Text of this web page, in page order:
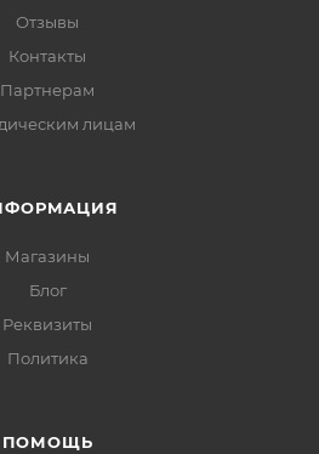
Отзывы
Контакты
Партнерам
лицам
Магазины
Блог
Реквизиты
Политика
ПОМОЩЬ